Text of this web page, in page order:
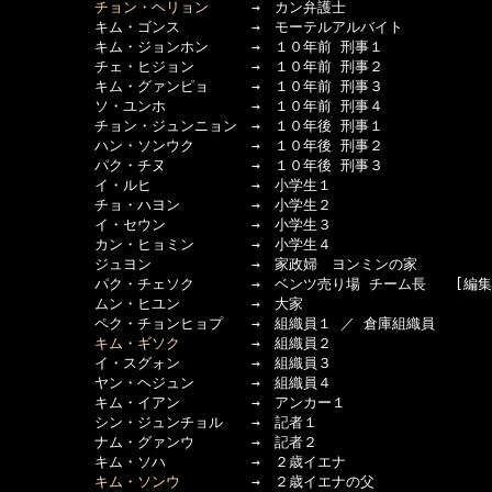
チョン・ヘリョン →　カン弁護士
キム・ゴンス　　　　　→　モーテルアルバイト
キム・ジョンホン　　　→　１０年前 刑事１
チェ・ヒジョン　　　　→　１０年前 刑事２
キム・グァンピョ　　　→　１０年前 刑事３
ソ・ユンホ　　　　　　→　１０年前 刑事４
チョン・ジュンニョン　→　１０年後 刑事１
ハン・ソンウク　　　　→　１０年後 刑事２
パク・チヌ　　　　　　→　１０年後 刑事３
イ・ルヒ　　　　　　　→　小学生１
チョ・ハヨン　　　　　→　小学生２
イ・セウン　　　　　　→　小学生３
カン・ヒョミン　　　　→　小学生４
ジュヨン　　　　　　　→　家政婦　ヨンミンの家
パク・チェソク　　　　→　ベンツ売り場 チーム長　　[編
ムン・ヒユン　　　　　→　大家
ペク・チョンヒョプ　　→　組織員１ ／ 倉庫組織員
キム・ギソク
→　組織員２
イ・スグォン　　　　　→　組織員３
ヤン・ヘジュン　　　　→　組織員４
キム・イアン　　　　　→　アンカー１
シン・ジュンチョル　　→　記者１
ナム・グァンウ　　　　→　記者２
キム・ソハ　　　　　　→　２歳イエナ
キム・ソンウ
→　２歳イエナの父